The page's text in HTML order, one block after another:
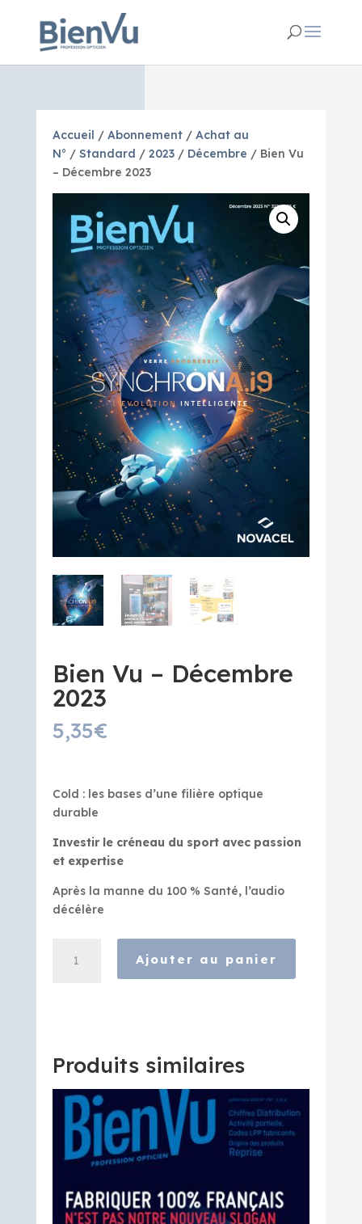
Accueil / Abonnement/ Achat au
N° / Standard / 2023/ Décembre / Bien Vu
– Décembre 2023
Bien Vu – Décembre
2023
5,35€
Cold : les bases d’une filière optique
durable
Investir le créneau du sport avec passion
et expertise
Après la manne du 100 % Santé, l’audio
décélère
2023
Ajouter au panier
Produits similaires